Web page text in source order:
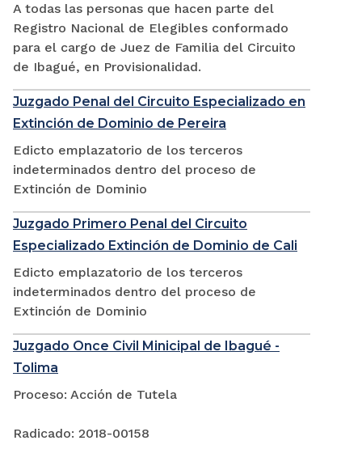
A todas las personas que hacen parte del
Registro Nacional de Elegibles conformado
para el cargo de Juez de Familia del Circuito
de Ibagué, en Provisionalidad.
Juzgado Penal del Circuito Especializado en
Extinción de Dominio de Pereira
Edicto emplazatorio de los terceros
indeterminados dentro del proceso de
Extinción de Dominio
Juzgado Primero Penal del Circuito
Especializado Extinción de Dominio de Cali
Edicto emplazatorio de los terceros
indeterminados dentro del proceso de
Extinción de Dominio
Juzgado Once Civil Minicipal de Ibagué -
Tolima
Proceso: Acción de Tutela
Radicado: 2018-00158